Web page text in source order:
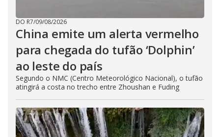
DO R7/09/08/2026
China emite um alerta vermelho
para chegada do tufão ‘Dolphin’
ao leste do país
Segundo o NMC (Centro Meteorológico Nacional), o tufão
atingirá a costa no trecho entre Zhoushan e Fuding